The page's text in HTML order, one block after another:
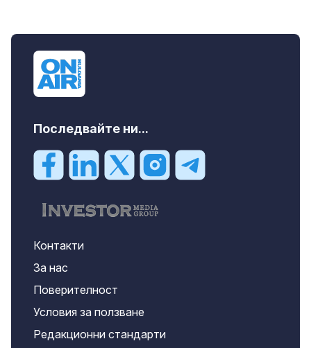
Последвайте ни...
Контакти
За нас
Поверителност
Условия за ползване
Редакционни стандарти